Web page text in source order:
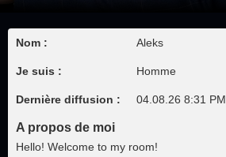
Nom : Aleks
Je suis : Homme
Dernière diffusion : 04.08.26 8:31 PM
A propos de moi
Hello! Welcome to my room!